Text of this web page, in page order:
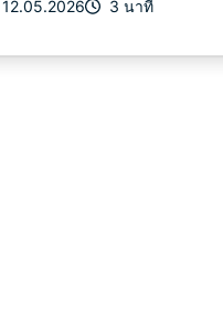
12.05.2026 3 นาที